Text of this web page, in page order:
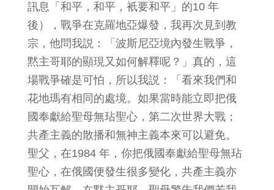
訊息「和平，和平，衹要和平」的10 年
後），戰爭在克羅地亞爆發，我再次見到教
宗，他問我説：「波斯尼亞境內發生戰爭，
黙主哥耶的顯現又如何解釋呢？」真的，這
場戰爭確是可怕，所以我説：「看來我們和
花地瑪有相同的處境。如果當時能立即把俄
國奉獻給聖母無玷聖心，第二次世界大戰；
共產主義的散播和無神主義本來可以避免。
聖父，在1984 年，你把俄國奉獻給聖母無玷
聖心，在俄國便發生很多變化，共產主義亦